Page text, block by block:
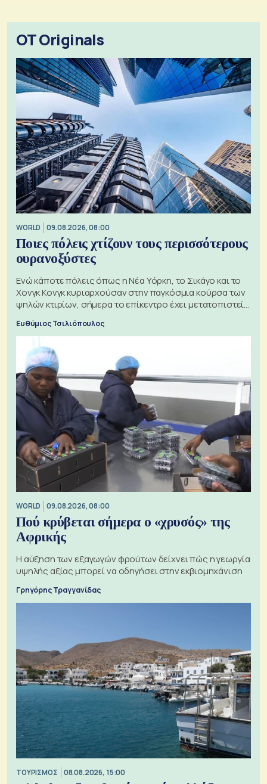
OT Originals
WORLD 09.08.2026, 08:00
Ποιες πόλεις χτίζουν τους περισσότερους
ουρανοξύστες
Ενώ κάποτε πόλεις όπως η Νέα Υόρκη, το Σικάγο και το
Χονγκ Κονγκ κυριαρχούσαν στην παγκόσμια κούρσα των
ψηλών κτιρίων, σήμερα το επίκεντρο έχει μετατοπιστεί
Ευθύμιος Τσιλιόπουλος
WORLD 09.08.2026, 08:00
Πού κρύβεται σήμερα ο «χρυσός» της
Αφρικής
Η αύξηση των εξαγωγών φρούτων δείχνει πώς η γεωργία
υψηλής αξίας μπορεί να οδηγήσει στην εκβιομηχάνιση
Γρηγόρης Τραγγανίδας
ΤΟΥΡΙΣΜΟΣ 08.08.2026, 15:00